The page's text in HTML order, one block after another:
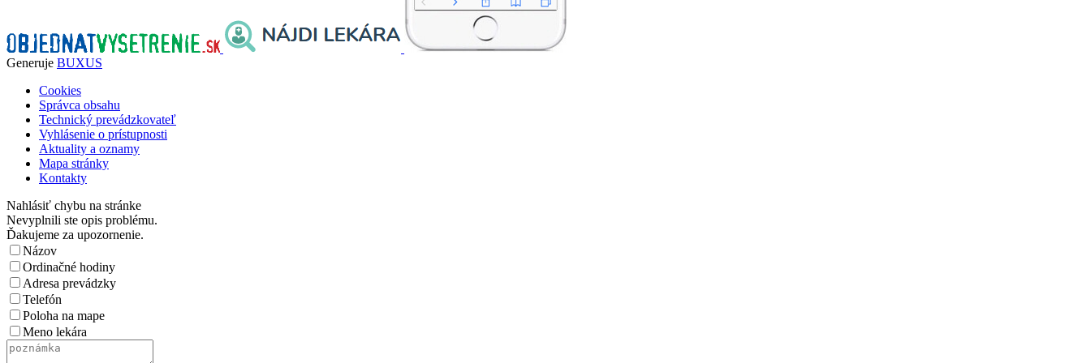
Generuje BUXUS
Cookies
Správca obsahu
Technický prevádzkovateľ
Vyhlásenie o prístupnosti
Aktuality a oznamy
Mapa stránky
Kontakty
Nahlásiť chybu na stránke
Nevyplnili ste opis problému.
Ďakujeme za upozornenie.
Názov
Ordinačné hodiny
Adresa prevádzky
Telefón
Poloha na mape
Meno lekára